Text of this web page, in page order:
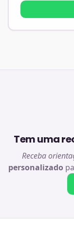
Tem uma
Receba
personalizado